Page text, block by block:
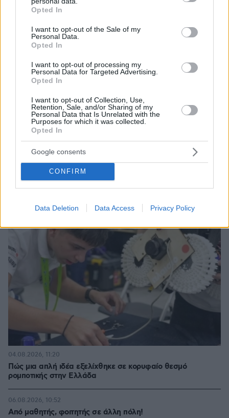
grant or deny consent to Google and its third-party tags to
use your data for below specified purposes in below Google
consent section.
Opted In
I want to opt-out of the Sale of my
Personal Data.
Opted In
I want to opt-out of processing my
Personal Data for Targeted Advertising.
Opted In
I want to opt-out of Collection, Use,
Retention, Sale, and/or Sharing of my
Personal Data that Is Unrelated with the
Purposes for which it was collected.
Opted In
Google consents
CONFIRM
Data Deletion Data Access Privacy Policy
Μετά την ανατροπή Άσαντ, οι αντάρτες του Τζολάνι
βάζουν τη σφραγίδα τους στη Συρία - Οι επιλογές που
Thema Insights
Πώς μια απλή ιδέα εξελίχθηκε σε κορυφαίο θεσμό
ρομποτικής στην Ελλάδα
04.08.2026, 11:20
Από μαθητής, φοιτητής σε άλλη πόλη!
06.08.2026, 10:52